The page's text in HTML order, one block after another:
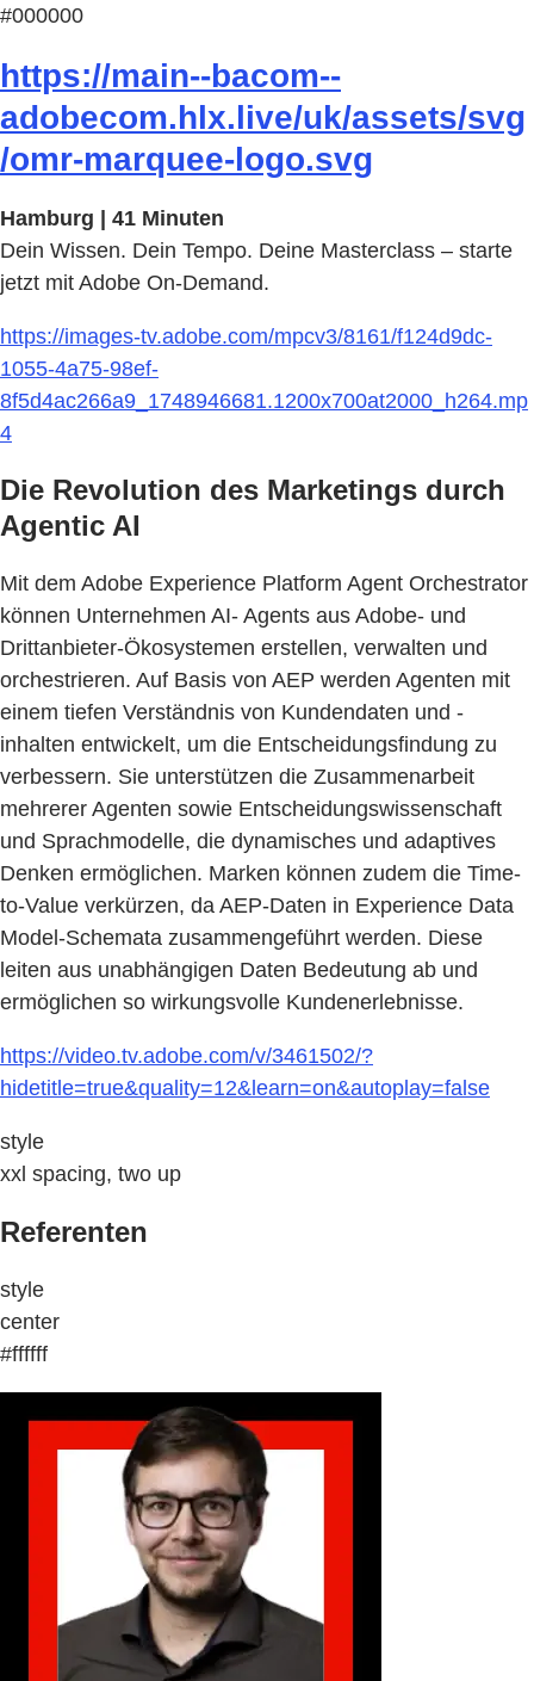
#000000
https://main--bacom--
adobecom.hlx.live/uk/assets/svg
/omr-marquee-logo.svg
Hamburg | 41 Minuten
Dein Wissen. Dein Tempo. Deine Masterclass – starte
jetzt mit Adobe On-Demand.
https://images-tv.adobe.com/mpcv3/8161/f124d9dc-
1055-4a75-98ef-
8f5d4ac266a9_1748946681.1200x700at2000_h264.mp
4
Die Revolution des Marketings durch
Agentic AI
Mit dem Adobe Experience Platform Agent Orchestrator
können Unternehmen AI- Agents aus Adobe- und
Drittanbieter-Ökosystemen erstellen, verwalten und
orchestrieren. Auf Basis von AEP werden Agenten mit
einem tiefen Verständnis von Kundendaten und -
inhalten entwickelt, um die Entscheidungsfindung zu
verbessern. Sie unterstützen die Zusammenarbeit
mehrerer Agenten sowie Entscheidungswissenschaft
und Sprachmodelle, die dynamisches und adaptives
Denken ermöglichen. Marken können zudem die Time-
to-Value verkürzen, da AEP-Daten in Experience Data
Model-Schemata zusammengeführt werden. Diese
leiten aus unabhängigen Daten Bedeutung ab und
ermöglichen so wirkungsvolle Kundenerlebnisse.
https://video.tv.adobe.com/v/3461502/?
hidetitle=true&quality=12&learn=on&autoplay=false
style
xxl spacing, two up
Referenten
style
center
#ffffff